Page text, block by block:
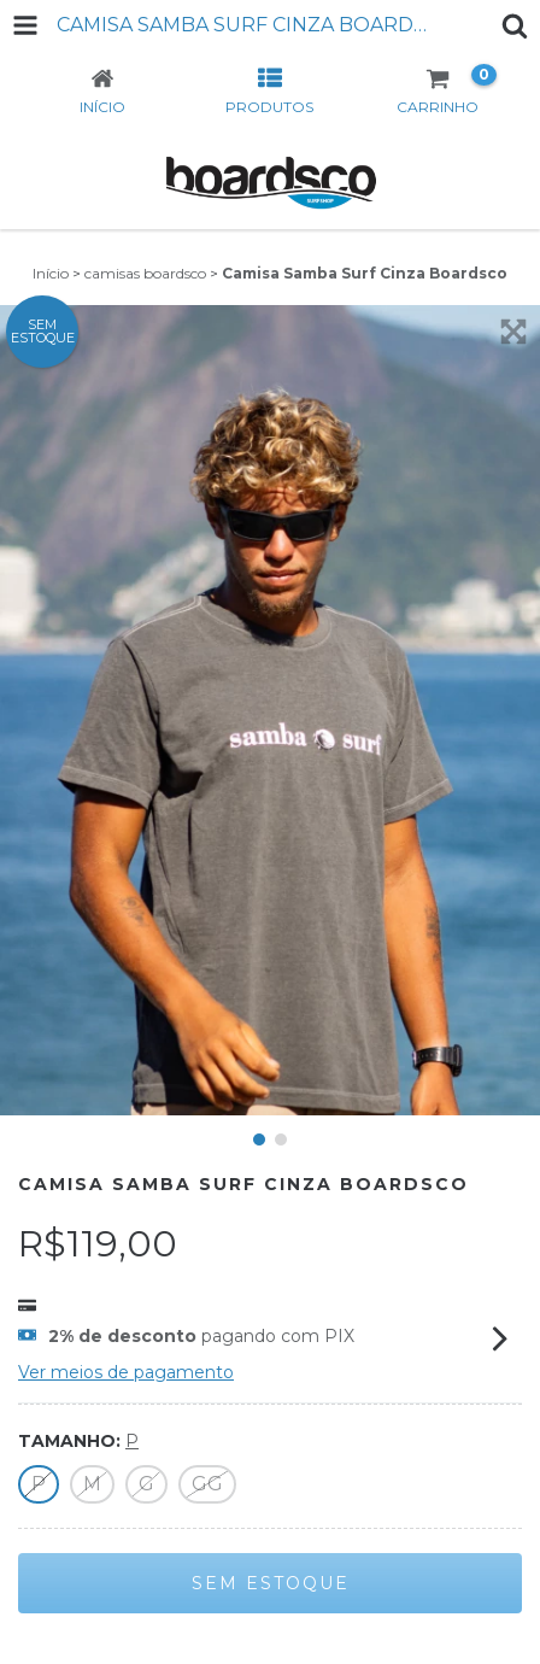
CAMISA SAMBA SURF CINZA BOARDSCO
INÍCIO PRODUTOS CARRINHO
0
Início > camisas boardsco > Camisa Samba Surf Cinza Boardsco
SEM
ESTOQUE
CAMISA SAMBA SURF CINZA BOARDSCO
R$119,00
2% de desconto pagando com PIX
Ver meios de pagamento
TAMANHO: P
P M G GG